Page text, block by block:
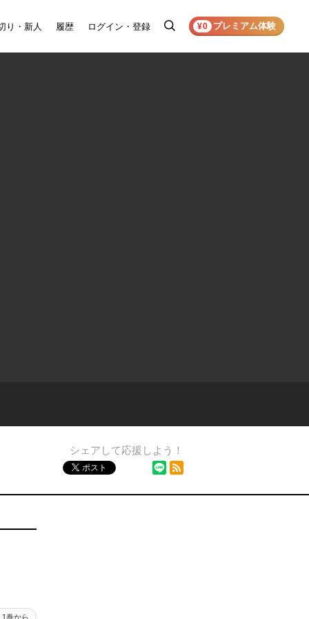
り・新人 履歴 ログイン・登録
検
¥0 プレミアム体験
シェアして応援しよう！
ポスト
1巻から